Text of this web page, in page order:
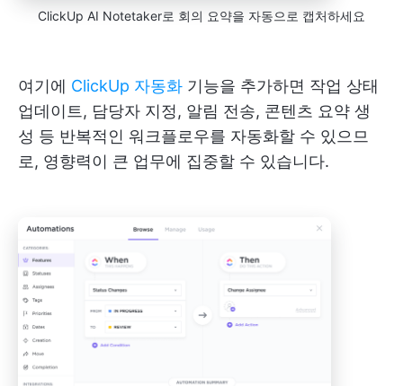
ClickUp AI Notetaker로 회의 요약을 자동으로 캡처하세요
여기에 ClickUp 자동화 기능을 추가하면 작업 상태
업데이트, 담당자 지정, 알림 전송, 콘텐츠 요약 생
성 등 반복적인 워크플로우를 자동화할 수 있으므
로, 영향력이 큰 업무에 집중할 수 있습니다.